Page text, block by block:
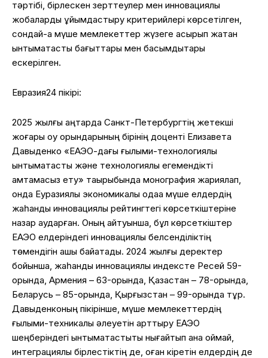
тәртібі, бірлескен зерттеулер мен инновациялық
жобаларды ұйымдастыру критерийлері көрсетілген,
сондай-ақ мүше мемлекеттер жүзеге асырып жатқан
ынтымақтастық бағыттары мен басымдықтары
ескерілген.
Евразия24 пікірі:
2025 жылғы қаңтарда Санкт-Петербургтің жетекші
жоғары оқу орындарының бірінің доценті Елизавета
Давыденко «ЕАЭО-дағы ғылыми-технологиялық
ынтымақтастық және технологиялық егемендікті
қамтамасыз ету» тақырыбында монография жариялап,
онда Еуразиялық экономикалық одаққа мүше елдердің
жаһандық инновациялық рейтингтегі көрсеткіштеріне
назар аударған. Оның айтуынша, бұл көрсеткіштер
ЕАЭО елдеріндегі инновациялық белсенділіктің
төмендігін ашық байқатады. 2024 жылғы деректер
бойынша, жаһандық инновациялық индексте Ресей 59-
орында, Армения – 63-орында, Қазақстан – 78-орында,
Беларусь – 85-орында, Қырғызстан – 99-орында тұр.
Давыденконың пікірінше, мүше мемлекеттердің
ғылыми-техникалық әлеуетін арттыру ЕАЭО
шеңберіндегі ынтымақтастықты нығайтып қана қоймай,
интеграциялық бірлестіктің де, оған кіретін елдердің де